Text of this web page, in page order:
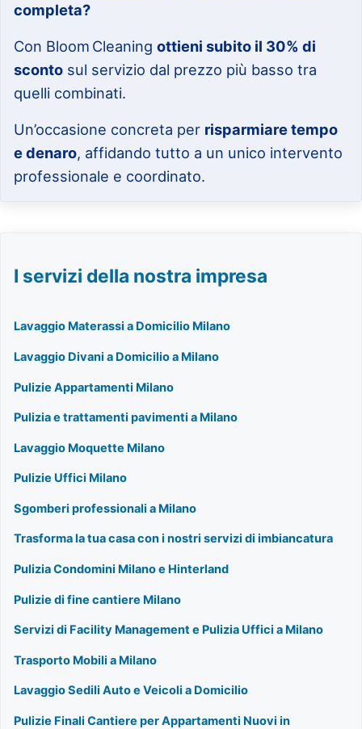
completa?
Con Bloom Cleaningottieni subito il 30% di
sconto sul servizio dal prezzo più basso tra
quelli combinati.
Un’occasione concreta per risparmiare tempo
e denaro, affidando tutto a un unico intervento
professionale e coordinato.
I servizi della nostra impresa
Lavaggio Materassi a Domicilio Milano
Lavaggio Divani a Domicilio a Milano
Pulizie Appartamenti Milano
Pulizia e trattamenti pavimenti a Milano
Lavaggio Moquette Milano
Pulizie Uffici Milano
Sgomberi professionali a Milano
Trasforma la tua casa con i nostri servizi di imbiancatura
Pulizia Condomini Milano e Hinterland
Pulizie di fine cantiere Milano
Servizi di Facility Management e Pulizia Uffici a Milano
Trasporto Mobili a Milano
Lavaggio Sedili Auto e Veicoli a Domicilio
Pulizie Finali Cantiere per Appartamenti Nuovi in